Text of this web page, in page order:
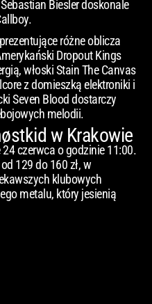
Biesler doskonale
różne oblicza
Dropout Kings
włoski Stain The Canvas
z domieszką elektroniki i
Seven Blood dostarczy
melodii.
w Krakowie
czerwca o godzinie 11:00.
129 do 160 zł, w
klubowych
metalu, który jesienią